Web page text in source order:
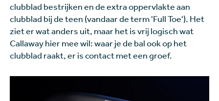
clubblad bestrijken en de extra oppervlakte aan
clubblad bij de teen (vandaar de term 'Full Toe'). Het
ziet er wat anders uit, maar het is vrij logisch wat
Callaway hier mee wil: waar je de bal ook op het
clubblad raakt, er is contact met een groef.